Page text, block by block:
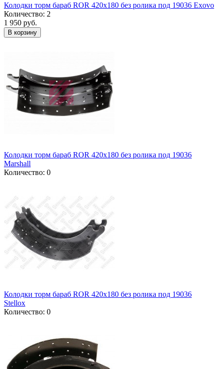
Колодки торм бараб ROR 420x180 без ролика под 19036 Exovo
Количество: 2
1 950 руб.
В корзину
Колодки торм бараб ROR 420x180 без ролика под 19036
Marshall
Количество: 0
Колодки торм бараб ROR 420x180 без ролика под 19036
Stellox
Количество: 0